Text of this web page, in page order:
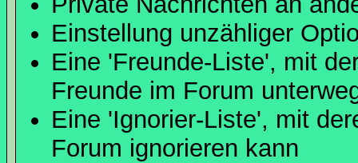
Einstellung unzähliger
Eine 'Freunde-Liste', mit
Freunde im Forum
Eine 'Ignorier-Liste', mit
Forum ignorieren kann